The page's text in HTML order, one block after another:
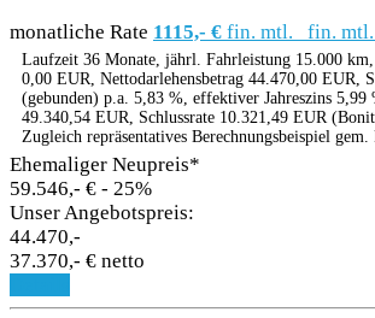
monatliche Rate 1115,- € fin. mtl. fin. mtl.
Laufzeit 36 Monate, jährl. Fahrleistung 15.000
0,00 EUR, Nettodarlehensbetrag 44.470,00 EUR,
(gebunden) p.a. 5,83 %, effektiver Jahreszins 5,99
49.340,54 EUR, Schlussrate 10.321,49 EUR
Zugleich repräsentatives Berechnungsbeispiel gem.
Ehemaliger Neupreis*
59.546,- € - 25%
Unser Angebotspreis:
44.470,-
37.370,- € netto